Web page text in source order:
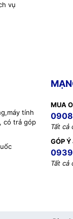
vụ
tính
có trả góp
MUA
Tất cả
GÓP
Tất cả